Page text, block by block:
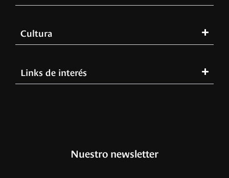
Cultura
Links de interés
Nuestro newsletter